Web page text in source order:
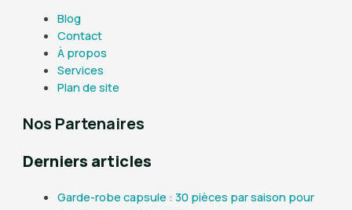
Blog
Contact
À propos
Services
Plan de site
Nos Partenaires
Derniers articles
Garde-robe capsule : 30 pièces par saison pour